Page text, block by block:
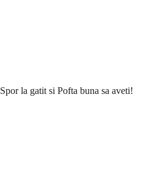
Spor la gatit si Pofta buna sa aveti!